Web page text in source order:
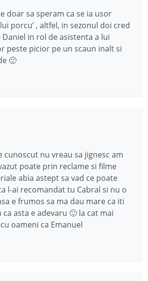
doar sa speram ca se ia usor
porcu’ , altfel, in sezonul doi cred
Daniel in rol de asistenta a lui
peste picior pe un scaun inalt si
🙂
cunoscut nu vreau sa jignesc am
poate prin reclame si filme
abia astept sa vad ce poate
l-ai recomandat tu Cabral si nu o
e frumos sa ma dau mare ca iti
asta e adevaru 🙂 la cat mai
oameni ca Emanuel